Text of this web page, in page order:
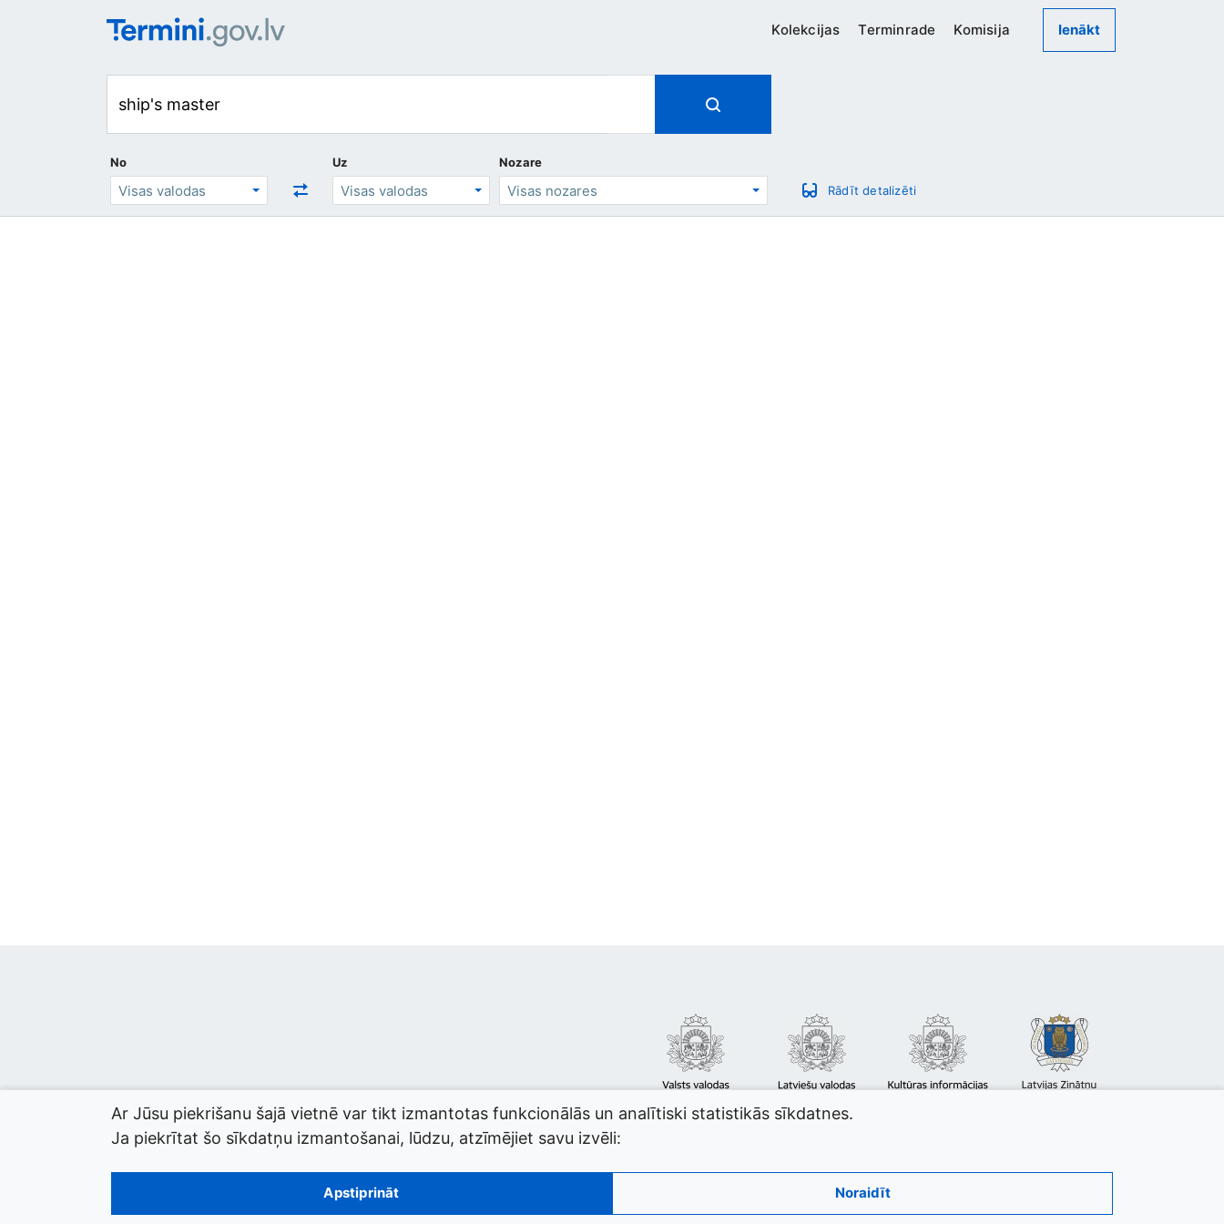
Kolekcijas Terminrade Komisija Ienākt
No Uz
Nozare
Rādīt detalizēti
© 2026 termini.gov.lv. Izstrādātājs:
Ar Jūsu piekrišanu šajā vietnē var tikt izmantotas funkcionālās un analītiski statistikās sīkdatnes.
Ja piekrītat šo sīkdatņu izmantošanai, lūdzu, atzīmējiet savu izvēli:
Apstiprināt Noraidīt